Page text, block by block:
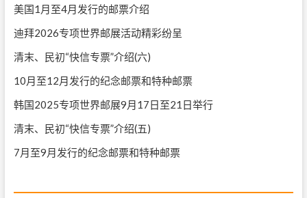
美国1月至4月发行的邮票介绍
迪拜2026专项世界邮展活动精彩纷呈
清末、民初“快信专票”介绍(六)
10月至12月发行的纪念邮票和特种邮票
韩国2025专项世界邮展9月17日至21日举行
清末、民初“快信专票”介绍(五)
7月至9月发行的纪念邮票和特种邮票